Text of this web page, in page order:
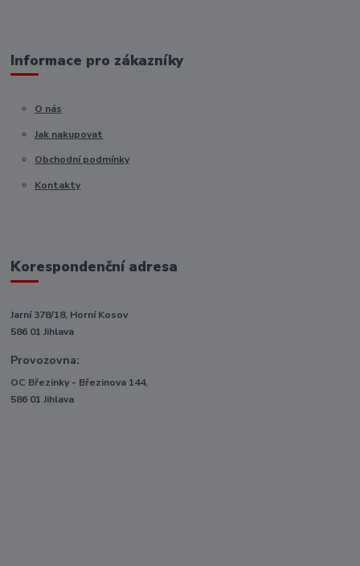
Informace pro zákazníky
O nás
Jak nakupovat
Obchodní podmínky
Kontakty
Korespondenční adresa
Jarní 378/18, Horní Kosov
586 01 Jihlava
Provozovna:
OC Březinky - Březinova 144,
586 01 Jihlava